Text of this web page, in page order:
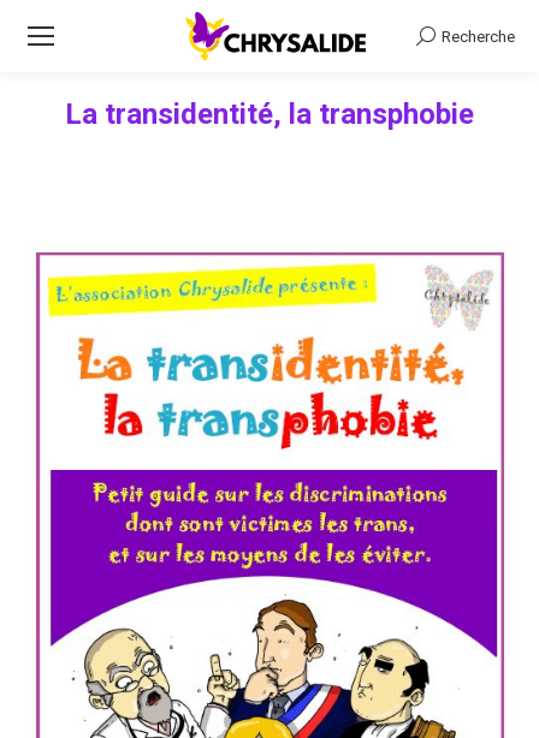
Recherche
Recherche
La transidentité, la transphobie